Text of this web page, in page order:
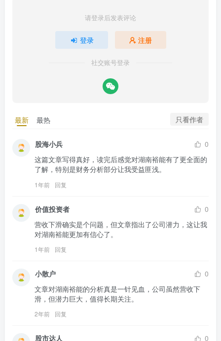
请登录后发表评论
登录 注册
社交账号登录
最新 最热 只看作者
股海小兵
0
这篇文章写得真好，读完后感觉对湖南裕能有了更全面的
了解，特别是财务分析部分让我受益匪浅。
1年前 回复
价值投资者
0
营收下滑确实是个问题，但文章指出了公司潜力，这让我
对湖南裕能更加有信心了。
1年前 回复
小散户
0
文章对湖南裕能的分析真是一针见血，公司虽然营收下
滑，但潜力巨大，值得长期关注。
2年前 回复
股市达人
0